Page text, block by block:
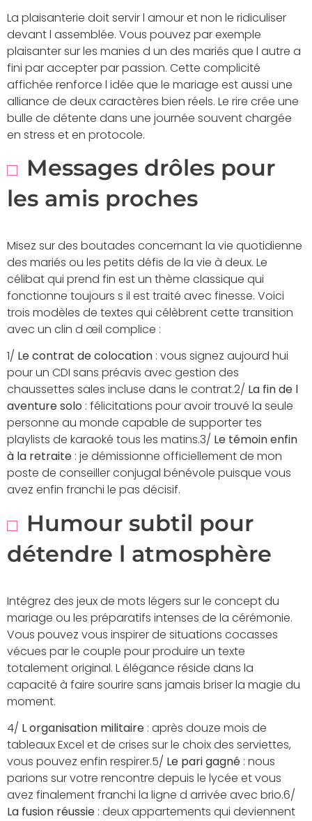
La plaisanterie doit servir l amour et non le ridiculiser
devant l assemblée. Vous pouvez par exemple
plaisanter sur les manies d un des mariés que l autre a
fini par accepter par passion. Cette complicité
affichée renforce l idée que le mariage est aussi une
alliance de deux caractères bien réels. Le rire crée une
bulle de détente dans une journée souvent chargée
en stress et en protocole.
Messages drôles pour
les amis proches
Misez sur des boutades concernant la vie quotidienne
des mariés ou les petits défis de la vie à deux. Le
célibat qui prend fin est un thème classique qui
fonctionne toujours s il est traité avec finesse. Voici
trois modèles de textes qui célèbrent cette transition
avec un clin d œil complice :
1/ Le contrat de colocation : vous signez aujourd hui
pour un CDI sans préavis avec gestion des
chaussettes sales incluse dans le contrat.2/ La fin de l
aventure solo : félicitations pour avoir trouvé la seule
personne au monde capable de supporter tes
playlists de karaoké tous les matins.3/ Le témoin enfin
à la retraite : je démissionne officiellement de mon
poste de conseiller conjugal bénévole puisque vous
avez enfin franchi le pas décisif.
Humour subtil pour
détendre l atmosphère
Intégrez des jeux de mots légers sur le concept du
mariage ou les préparatifs intenses de la cérémonie.
Vous pouvez vous inspirer de situations cocasses
vécues par le couple pour produire un texte
totalement original. L élégance réside dans la
capacité à faire sourire sans jamais briser la magie du
moment.
4/ L organisation militaire : après douze mois de
tableaux Excel et de crises sur le choix des serviettes,
vous pouvez enfin respirer.5/ Le pari gagné : nous
parions sur votre rencontre depuis le lycée et vous
avez finalement franchi la ligne d arrivée avec brio.6/
La fusion réussie : deux appartements qui deviennent